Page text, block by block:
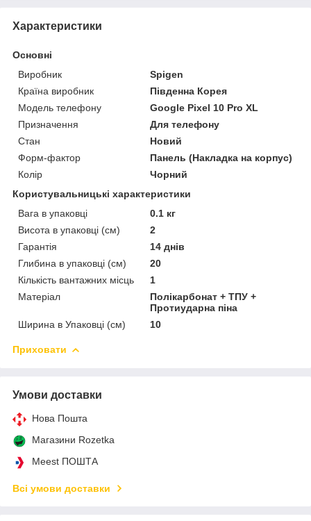
Характеристики
Основні
Виробник
Spigen
Країна виробник
Південна Корея
Модель телефону
Google Pixel 10 Pro XL
Призначення
Для телефону
Стан
Новий
Форм-фактор
Панель (Накладка на корпус)
Колір
Чорний
Користувальницькі характеристики
Вага в упаковці
0.1 кг
Висота в упаковці (см)
2
Гарантія
14 днів
Глибина в упаковці (см)
20
Кількість вантажних місць
1
Матеріал
Полікарбонат + ТПУ +
Протиударна піна
Ширина в Упаковці (см)
10
Приховати
Умови доставки
Нова Пошта
Магазини Rozetka
Meest ПОШТА
Всі умови доставки